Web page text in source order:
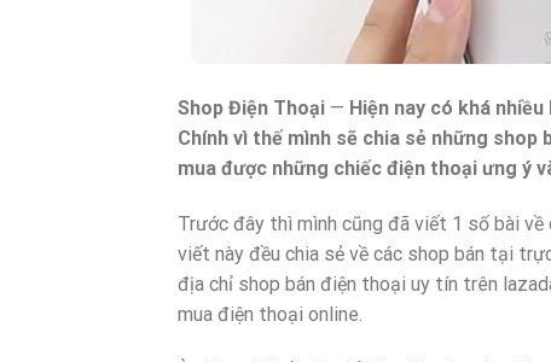
Shop Điện Thoại — Hiện nay có khá
Chính vì thế mình sẽ chia sẻ những
mua được những chiếc điện thoại ưng ý
Trước đây thì mình cũng đã viết 1 số bài về
viết này đều chia sẻ về các shop bán tại
địa chỉ shop bán điện thoại uy tín trên
mua điện thoại online.